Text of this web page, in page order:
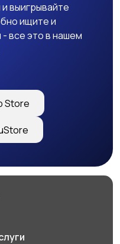
выигрывайте
ищите и
все это в нашем
Store